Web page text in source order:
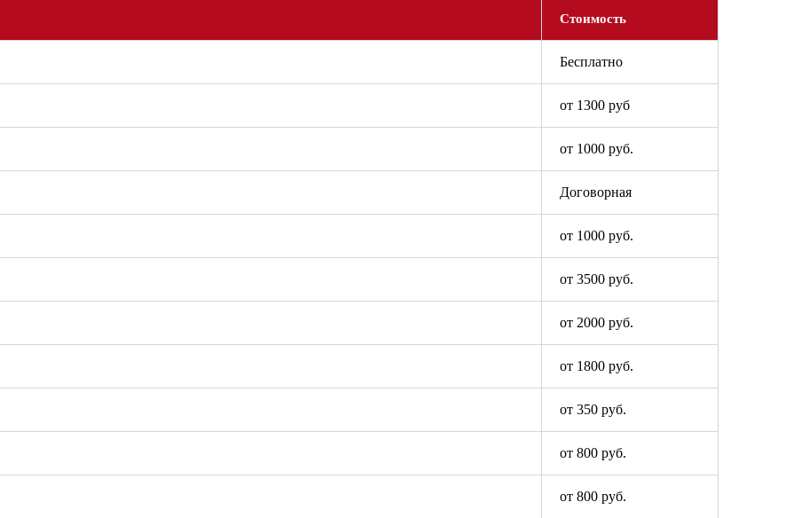
Стоимость
Бесплатно
от 1300 руб
от 1000 руб.
Договорная
от 1000 руб.
от 3500 руб.
от 2000 руб.
от 1800 руб.
от 350 руб.
от 800 руб.
от 800 руб.